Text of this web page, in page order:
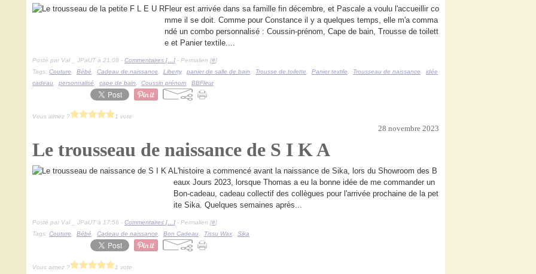
Fleur est arrivée dans sa famille fin décembre, et Pascale a voulu l'accueillir co
mme il se doit. Comme pour Constance il y a quelques temps, elle m'a comma
ndé un combo personnalisé : Coussin-prénom, Cape de bain, Trousse de toilett
e et Panier textile....
Posté par Val _ JPaUT à 21:08 - Commentaires [… ] - Permalien [#]
Tags: Couture Bébé Cadeau de naissance Liberty, panier de salle de bain Trousse de toilette Panier textile Trousseau de naissance
idée
cadeau
personnalisé cape de bain Coussin prénom BBFleur
Vous aimez ? 1 vote
28 novembre 2023
Le trousseau de naissance de S I K A
L'histoire a commencé avant la naissance de Sika, lors du Showroom des B
eaux Jours 2023, lorsque Thomas a eu la bonne idée de me commander un
Bon-cadeau, cadeau collectif des collègues pour l'arrivée prochaine de la pet
ite Sika. Quelques semaines après...
Posté par Val _ JPaUT à 17:56 - Commentaires [… ] - Permalien [#]
Tags: Couture Bébé Cadeau de naissance Bon Cadeau Tissu Wax Sika
Vous aimez ? 1 vote